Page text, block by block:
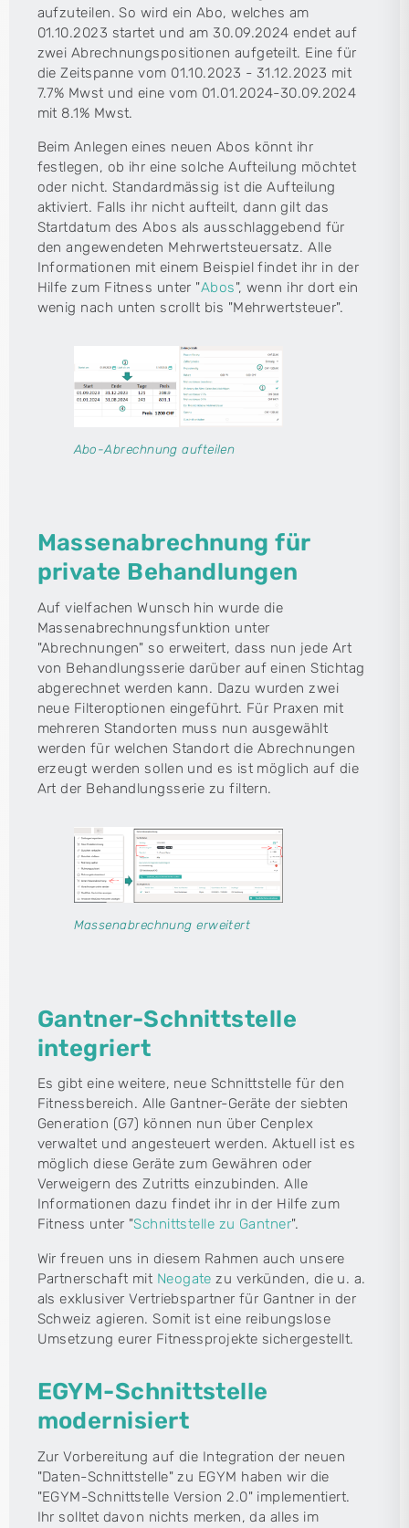
aufzuteilen. So wird ein Abo, welches am
01.10.2023 startet und am 30.09.2024 endet auf
zwei Abrechnungspositionen aufgeteilt. Eine für
die Zeitspanne vom 01.10.2023 - 31.12.2023 mit
7.7% Mwst und eine vom 01.01.2024-30.09.2024
mit 8.1% Mwst.
Beim Anlegen eines neuen Abos könnt ihr
festlegen, ob ihr eine solche Aufteilung möchtet
oder nicht. Standardmässig ist die Aufteilung
aktiviert. Falls ihr nicht aufteilt, dann gilt das
Startdatum des Abos als ausschlaggebend für
den angewendeten Mehrwertsteuersatz. Alle
Informationen mit einem Beispiel findet ihr in der
Hilfe zum Fitness unter "Abos", wenn ihr dort ein
wenig nach unten scrollt bis "Mehrwertsteuer".
Abo-Abrechnung aufteilen
Massenabrechnung für
private Behandlungen
Auf vielfachen Wunsch hin wurde die
Massenabrechnungsfunktion unter
"Abrechnungen" so erweitert, dass nun jede Art
von Behandlungsserie darüber auf einen Stichtag
abgerechnet werden kann. Dazu wurden zwei
neue Filteroptionen eingeführt. Für Praxen mit
mehreren Standorten muss nun ausgewählt
werden für welchen Standort die Abrechnungen
erzeugt werden sollen und es ist möglich auf die
Art der Behandlungsserie zu filtern.
Massenabrechnung erweitert
Gantner-Schnittstelle
integriert
Es gibt eine weitere, neue Schnittstelle für den
Fitnessbereich. Alle Gantner-Geräte der siebten
Generation (G7) können nun über Cenplex
verwaltet und angesteuert werden. Aktuell ist es
möglich diese Geräte zum Gewähren oder
Verweigern des Zutritts einzubinden. Alle
Informationen dazu findet ihr in der Hilfe zum
Fitness unter "Schnittstelle zu Gantner".
Wir freuen uns in diesem Rahmen auch unsere
Partnerschaft mit Neogate zu verkünden, die u. a.
als exklusiver Vertriebspartner für Gantner in der
Schweiz agieren. Somit ist eine reibungslose
Umsetzung eurer Fitnessprojekte sichergestellt.
EGYM-Schnittstelle
modernisiert
Zur Vorbereitung auf die Integration der neuen
"Daten-Schnittstelle" zu EGYM haben wir die
"EGYM-Schnittstelle Version 2.0" implementiert.
Ihr solltet davon nichts merken, da alles im